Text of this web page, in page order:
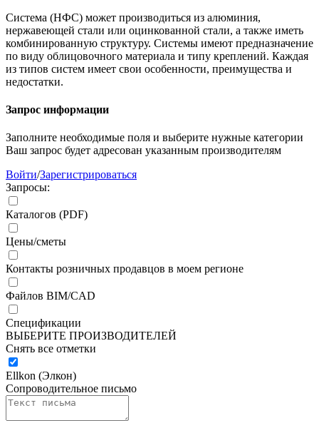
Система (НФС) может производиться из алюминия,
нержавеющей стали или оцинкованной стали, а также иметь
комбинированную структуру. Системы имеют предназначение
по виду облицовочного материала и типу креплений. Каждая
из типов систем имеет свои особенности, преимущества и
недостатки.
Запрос информации
Заполните необходимые поля и выберите нужные категории
Ваш запрос будет адресован указанным производителям
Войти/Зарегистрироваться
Запросы:
Каталогов (PDF)
Цены/сметы
Контакты розничных продавцов в моем регионе
Файлов BIM/CAD
Спецификации
ВЫБЕРИТЕ ПРОИЗВОДИТЕЛЕЙ
Снять все отметки
Ellkon (Элкон)
Сопроводительное письмо